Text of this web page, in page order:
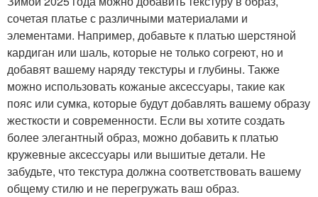
сочетая платье с различными материалами и
элементами. Например, добавьте к платью шерстяной
кардиган или шаль, которые не только согреют, но и
добавят вашему наряду текстуры и глубины. Также
можно использовать кожаные аксессуары, такие как
пояс или сумка, которые будут добавлять вашему образу
жесткости и современности. Если вы хотите создать
более элегантный образ, можно добавить к платью
кружевные аксессуары или вышитые детали. Не
забудьте, что текстура должна соответствовать вашему
общему стилю и не перегружать ваш образ.